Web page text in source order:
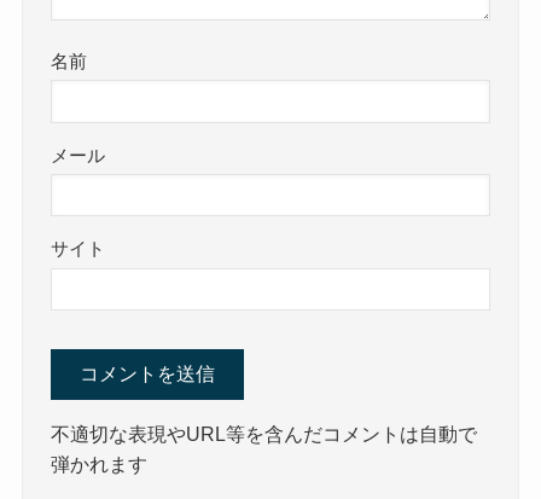
名前
メール
サイト
不適切な表現やURL等を含んだコメントは自動で
弾かれます